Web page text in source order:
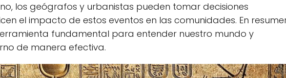
los geógrafos y urbanistas pueden tomar decisiones
el impacto de estos eventos en las comunidades. En
fundamental para entender nuestro mundo y
de manera efectiva.